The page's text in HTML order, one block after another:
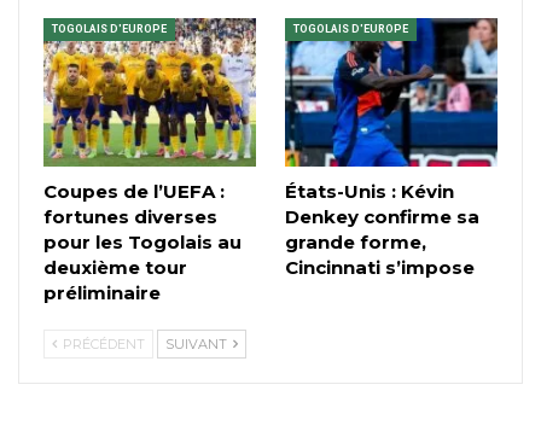
TOGOLAIS D'EUROPE
Coupes de l’UEFA :
fortunes diverses
pour les Togolais au
deuxième tour
préliminaire
TOGOLAIS D'EUROPE
États-Unis : Kévin
Denkey confirme sa
grande forme,
Cincinnati s’impose
PRÉCÉDENT SUIVANT